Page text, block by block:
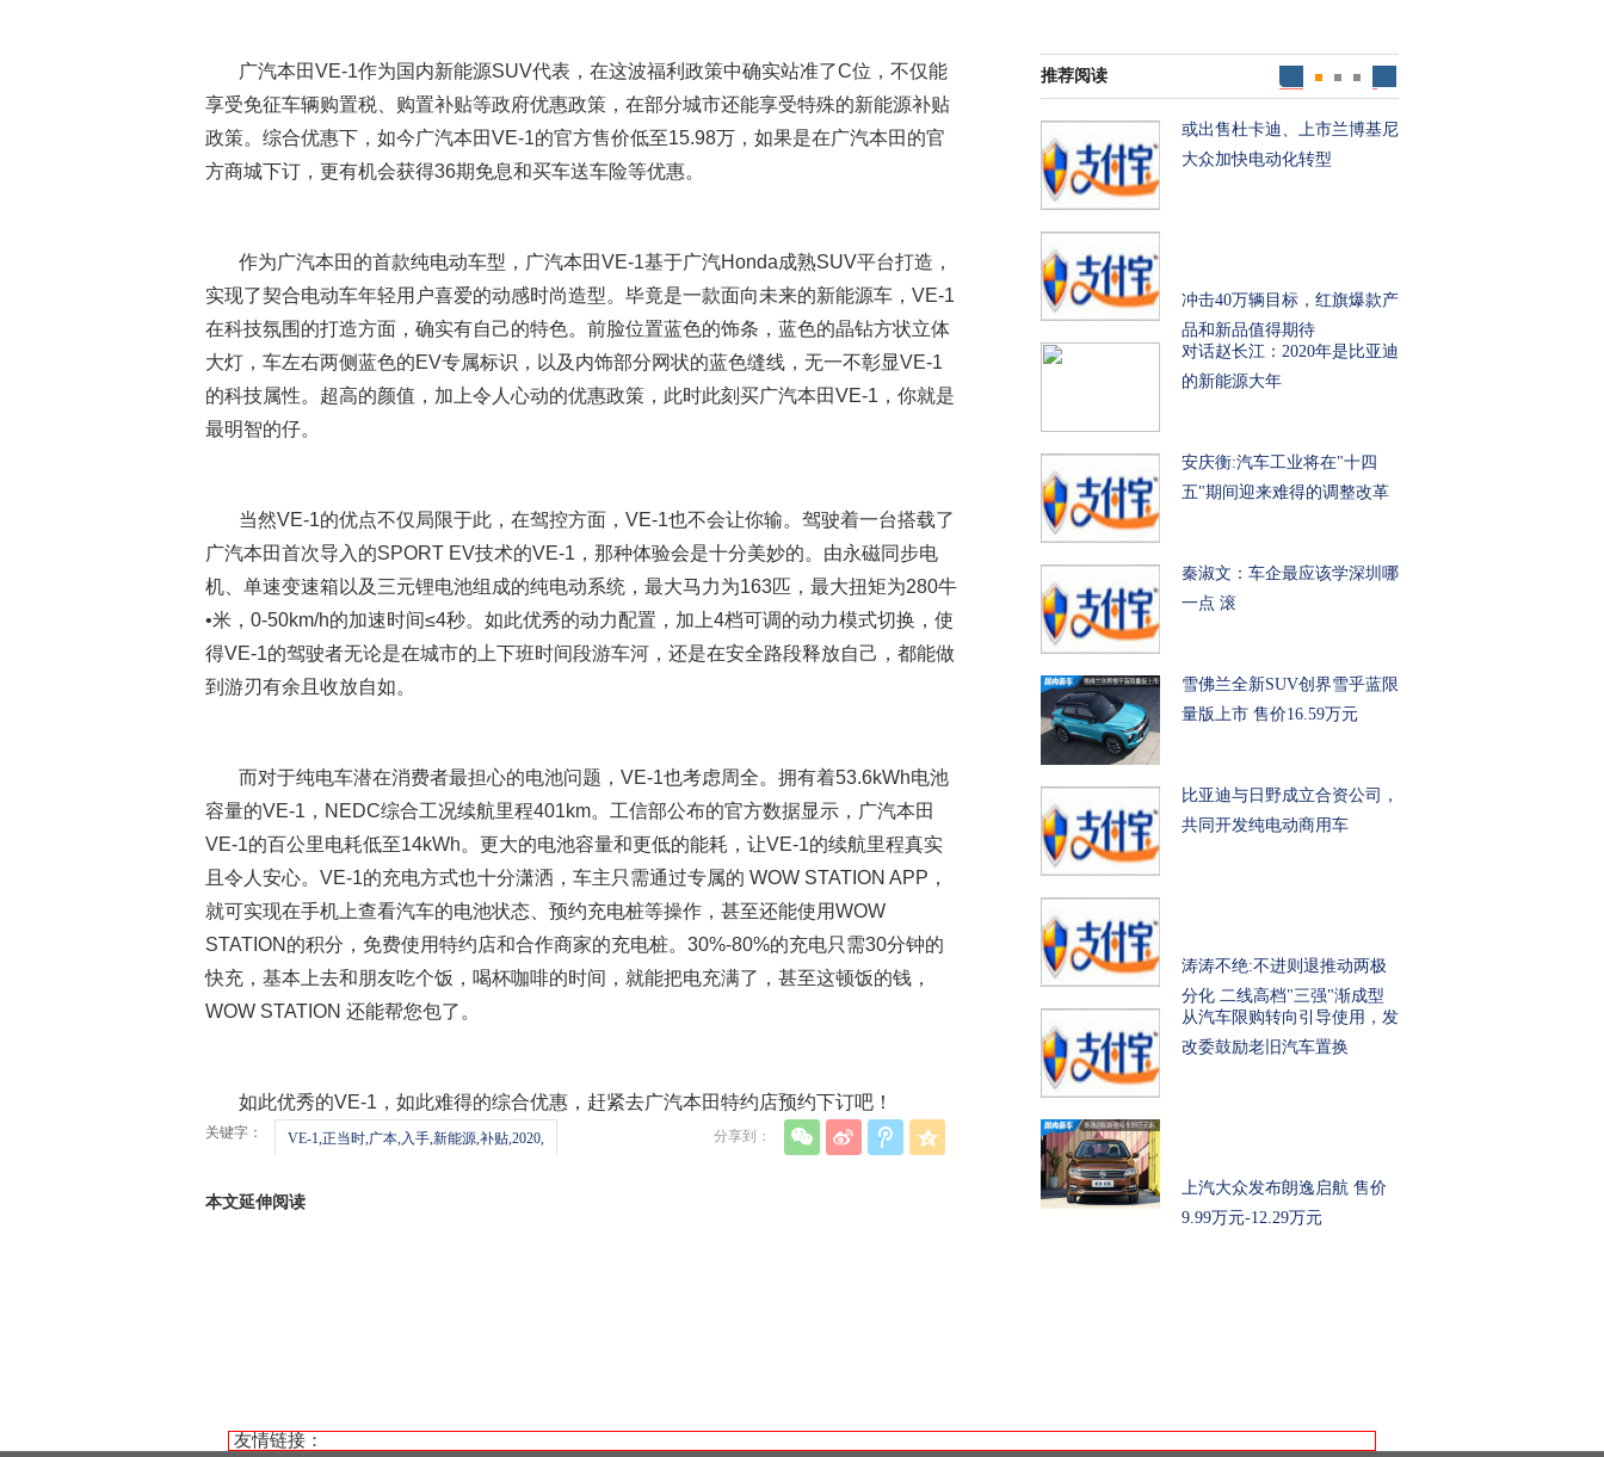
广汽本田VE-1作为国内新能源SUV代表，在这波福利政策中确实站准了C位，不仅能
享受免征车辆购置税、购置补贴等政府优惠政策，在部分城市还能享受特殊的新能源补贴
政策。综合优惠下，如今广汽本田VE-1的官方售价低至15.98万，如果是在广汽本田的官
方商城下订，更有机会获得36期免息和买车送车险等优惠。
作为广汽本田的首款纯电动车型，广汽本田VE-1基于广汽Honda成熟SUV平台打造，
实现了契合电动车年轻用户喜爱的动感时尚造型。毕竟是一款面向未来的新能源车，VE-1
在科技氛围的打造方面，确实有自己的特色。前脸位置蓝色的饰条，蓝色的晶钻方状立体
大灯，车左右两侧蓝色的EV专属标识，以及内饰部分网状的蓝色缝线，无一不彰显VE-1
的科技属性。超高的颜值，加上令人心动的优惠政策，此时此刻买广汽本田VE-1，你就是
最明智的仔。
当然VE-1的优点不仅局限于此，在驾控方面，VE-1也不会让你输。驾驶着一台搭载了
广汽本田首次导入的SPORT EV技术的VE-1，那种体验会是十分美妙的。由永磁同步电
机、单速变速箱以及三元锂电池组成的纯电动系统，最大马力为163匹，最大扭矩为280牛
•米，0-50km/h的加速时间≤4秒。如此优秀的动力配置，加上4档可调的动力模式切换，使
得VE-1的驾驶者无论是在城市的上下班时间段游车河，还是在安全路段释放自己，都能做
到游刃有余且收放自如。
而对于纯电车潜在消费者最担心的电池问题，VE-1也考虑周全。拥有着53.6kWh电池
容量的VE-1，NEDC综合工况续航里程401km。工信部公布的官方数据显示，广汽本田
VE-1的百公里电耗低至14kWh。更大的电池容量和更低的能耗，让VE-1的续航里程真实
且令人安心。VE-1的充电方式也十分潇洒，车主只需通过专属的 WOW STATION APP，
就可实现在手机上查看汽车的电池状态、预约充电桩等操作，甚至还能使用WOW
STATION的积分，免费使用特约店和合作商家的充电桩。30%-80%的充电只需30分钟的
快充，基本上去和朋友吃个饭，喝杯咖啡的时间，就能把电充满了，甚至这顿饭的钱，
WOW STATION 还能帮您包了。
如此优秀的VE-1，如此难得的综合优惠，赶紧去广汽本田特约店预约下订吧！
分享到：
关键字： VE-1,正当时,广本,入手,新能源,补贴,2020,
本文延伸阅读
推荐阅读
或出售杜卡迪、上市兰博基尼
大众加快电动化转型
冲击40万辆目标，红旗爆款产
品和新品值得期待
对话赵长江：2020年是比亚迪
的新能源大年
安庆衡:汽车工业将在"十四
五"期间迎来难得的调整改革
秦淑文：车企最应该学深圳哪
一点 滚
雪佛兰全新SUV创界雪乎蓝限
量版上市 售价16.59万元
比亚迪与日野成立合资公司，
共同开发纯电动商用车
涛涛不绝:不进则退推动两极
分化 二线高档"三强"渐成型
从汽车限购转向引导使用，发
改委鼓励老旧汽车置换
上汽大众发布朗逸启航 售价
9.99万元-12.29万元
友情链接：